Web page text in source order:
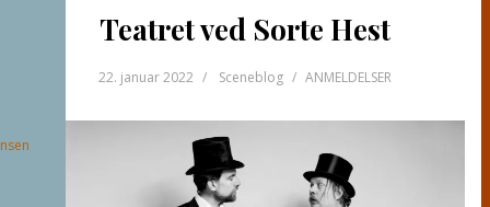
Teatret ved Sorte Hest
22. januar 2022 Sceneblog ANMELDELSER